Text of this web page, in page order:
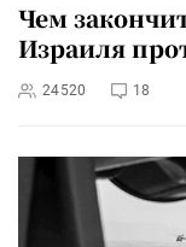
Чем
Израиля
24520 18